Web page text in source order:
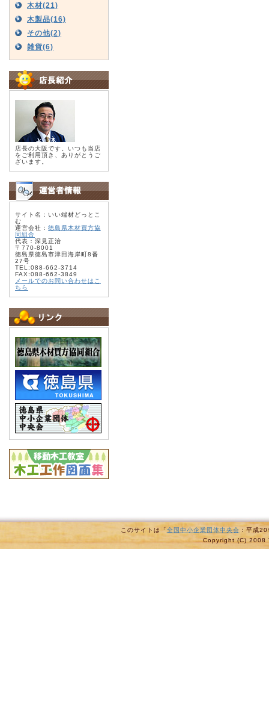
木材(21)
木製品(16)
その他(2)
雑貨(6)
店長の大阪です。いつも当店
をご利用頂き、ありがとうご
ざいます。
サイト名：いい端材どっとこ
む
運営会社： 徳島県木材買方協
同組合
代表：深見正治
〒770-8001
徳島県徳島市津田海岸町8番
27号
TEL:088-662-3714
FAX:088-662-3849
メールでのお問い合わせはこ
ちら
このサイトは「全国中小企業団体中央会 ：平成
Copyright (C) 2008